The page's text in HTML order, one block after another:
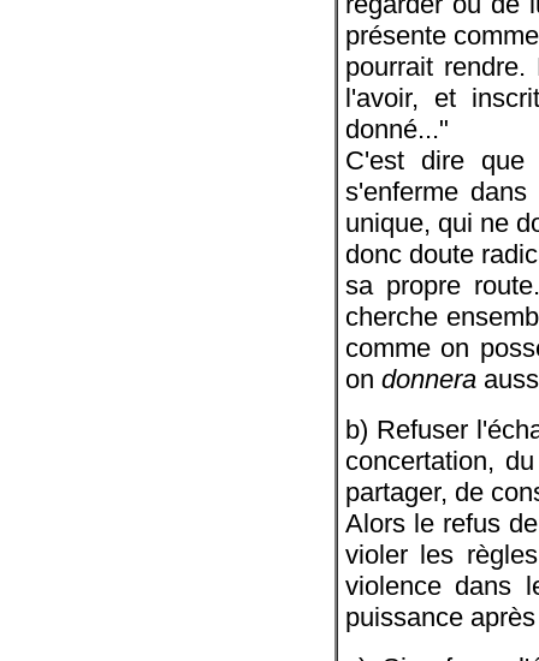
présente
pourrait
l'avoir, et
donné..."
C'est dire
s'enferme
unique, qui ne
donc doute
sa propre
cherche
comme on
on donnera
b) Refuser
concertation,
partager, de
Alors le refus
violer les
violence dans
puissance